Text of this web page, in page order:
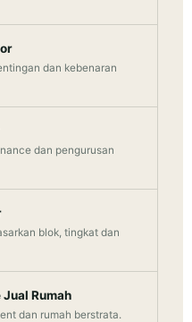
dan kebenaran
dan pengurusan
blok, tingkat dan
Rumah
dan rumah berstrata.